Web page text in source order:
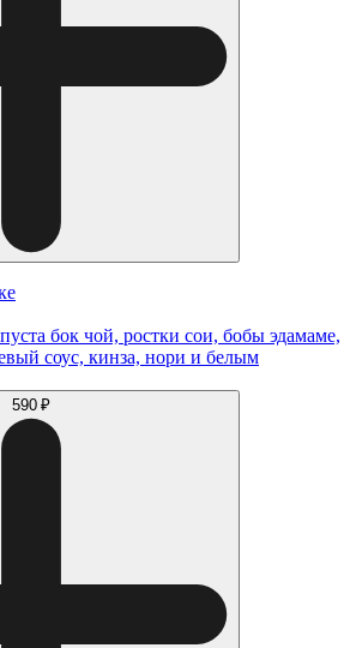
бок чой, ростки сои, бобы эдамаме,
соус, кинза, нори и белым
590 ₽